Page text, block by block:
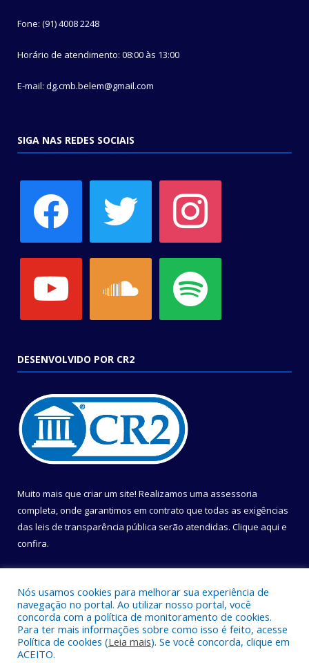
Fone: (91) 4008 2248
Horário de atendimento: 08:00 às 13:00
E-mail: dg.cmb.belem@gmail.com
SIGA NAS REDES SOCIAIS
DESENVOLVIDO POR CR2
Muito mais que criar um site! Realizamos uma assessoria
completa, onde garantimos em contrato que todas as exigências
das leis de transparência pública serão atendidas. Clique aqui e
confira.
Todos os direitos reservados a Câmara Municipal de Belém.
Nós usamos cookies para melhorar sua experiência de
navegação no portal. Ao utilizar nosso portal, você
concorda com a política de monitoramento de cookies.
Para ter mais informações sobre como isso é feito, acesse
Política de cookies (Leia mais). Se você concorda, clique em
ACEITO.